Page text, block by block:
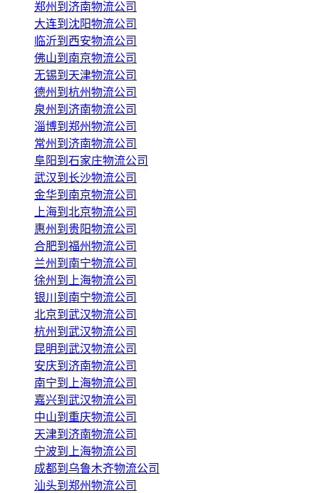
郑州到济南物流公司
大连到沈阳物流公司
临沂到西安物流公司
佛山到南京物流公司
无锡到天津物流公司
德州到杭州物流公司
泉州到济南物流公司
淄博到郑州物流公司
常州到济南物流公司
阜阳到石家庄物流公司
武汉到长沙物流公司
金华到南京物流公司
上海到北京物流公司
惠州到贵阳物流公司
合肥到福州物流公司
兰州到南宁物流公司
徐州到上海物流公司
银川到南宁物流公司
北京到武汉物流公司
杭州到武汉物流公司
昆明到武汉物流公司
安庆到济南物流公司
南宁到上海物流公司
嘉兴到武汉物流公司
中山到重庆物流公司
天津到济南物流公司
宁波到上海物流公司
成都到乌鲁木齐物流公司
汕头到郑州物流公司